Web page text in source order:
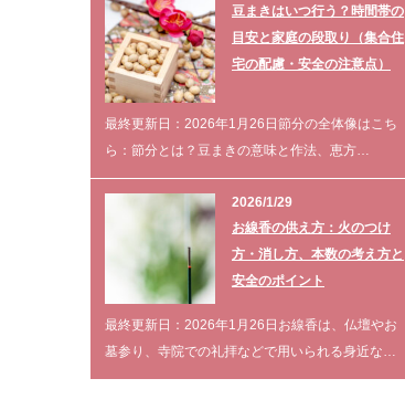
豆まきはいつ行う？時間帯の
目安と家庭の段取り（集合住
宅の配慮・安全の注意点）
最終更新日：2026年1月26日節分の全体像はこち
ら：節分とは？豆まきの意味と作法、恵方…
2026/1/29
お線香の供え方：火のつけ
方・消し方、本数の考え方と
安全のポイント
最終更新日：2026年1月26日お線香は、仏壇やお
墓参り、寺院での礼拝などで用いられる身近な…